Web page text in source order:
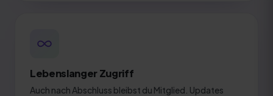
Lebenslanger Zugriff
Auch nach Abschluss bleibst du Mitglied. Updates